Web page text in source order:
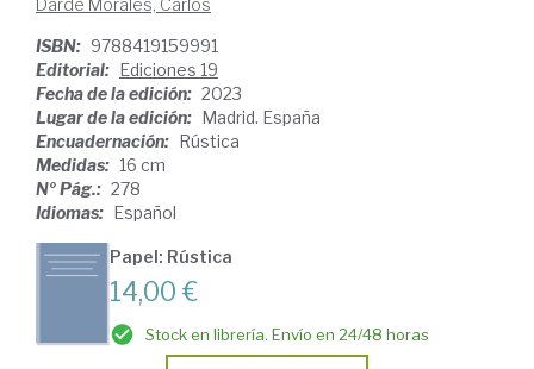
ISBN: 9788419159991
Editorial: Ediciones 19
Fecha de la edición: 2023
Lugar de la edición: Madrid. España
Encuadernación: Rústica
Medidas: 16 cm
Nº Pág.: 278
Idiomas: Español
Papel: Rústica
14,00 €
Stock en librería. Envío en 24/48 horas